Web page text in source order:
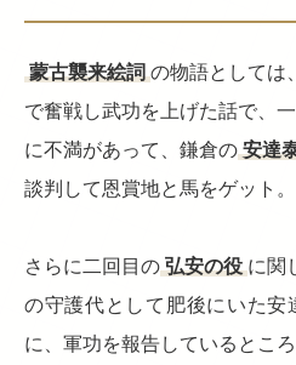
蒙古襲来絵詞 の物語としては、
で奮戦し武功を上げた話で、
に不満があって、鎌倉の 安達
談判して恩賞地と馬をゲット。
さらに二回目の 弘安の役 に関
の守護代として肥後にいた安
に、軍功を報告しているとこ